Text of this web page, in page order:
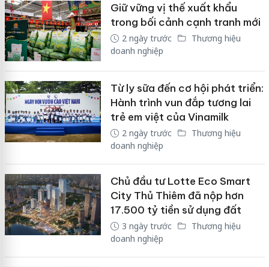
Giữ vững vị thế xuất khẩu
trong bối cảnh cạnh tranh mới
2 ngày trước
Thương hiệu
doanh nghiệp
Từ ly sữa đến cơ hội phát triển:
Hành trình vun đắp tương lai
trẻ em việt của Vinamilk
2 ngày trước
Thương hiệu
doanh nghiệp
Chủ đầu tư Lotte Eco Smart
City Thủ Thiêm đã nộp hơn
17.500 tỷ tiền sử dụng đất
3 ngày trước
Thương hiệu
doanh nghiệp